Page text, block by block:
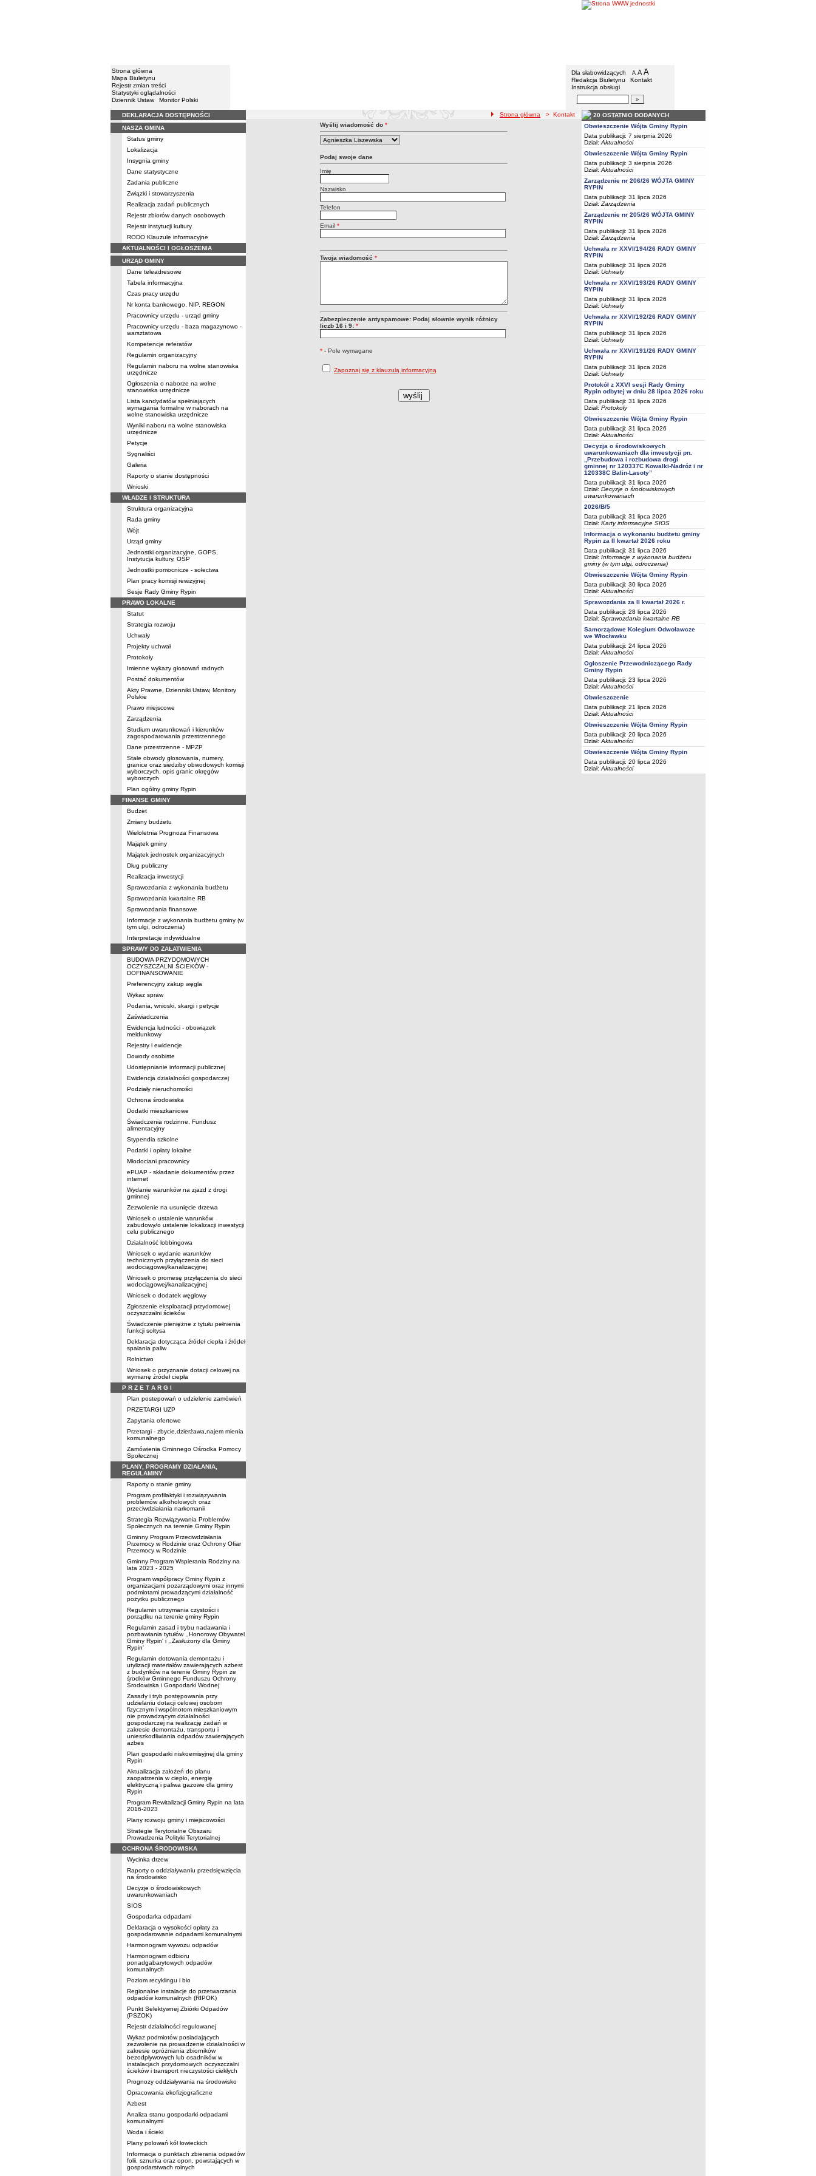
Strona główna
Mapa Biuletynu
Rejestr zmian treści
Statystyki oglądalności
Dziennik Ustaw
Monitor Polski
Gmina Rypin
Menu dodatkowe
Dla słabowidzących A pomniejsz czcionkę
A standardowy rozmiar czcionki
A
Redakcja Biuletynu
Kontakt
Instrukcja obsługi
Wyszukiwarka artykułów
Menu
DEKLARACJA DOSTĘPNOŚCI
NASZA GMINA
Status gminy
Lokalizacja
Insygnia gminy
Dane statystyczne
Zadania publiczne
Związki i stowarzyszenia
Realizacja zadań publicznych
Rejestr zbiorów danych osobowych
Rejestr instytucji kultury
RODO Klauzule informacyjne
AKTUALNOŚCI I OGŁOSZENIA
URZĄD GMINY
Dane teleadresowe
Tabela informacyjna
Czas pracy urzędu
Nr konta bankowego, NIP, REGON
Pracownicy urzędu - urząd gminy
Pracownicy urzędu - baza magazynowo -
warsztatowa
Kompetencje referatów
Regulamin organizacyjny
Regulamin naboru na wolne stanowiska
urzędnicze
Ogłoszenia o naborze na wolne
stanowiska urzędnicze
Lista kandydatów spełniających
wymagania formalne w naborach na
wolne stanowiska urzędnicze
Wyniki naboru na wolne stanowiska
urzędnicze
Petycje
Sygnaliści
Galeria
Raporty o stanie dostępności
Wnioski
WŁADZE I STRUKTURA
Struktura organizacyjna
Rada gminy
Wójt
Urząd gminy
Jednostki organizacyjne, GOPS,
Instytucja kultury, OSP
Jednostki pomocnicze - sołectwa
Plan pracy komisji rewizyjnej
Sesje Rady Gminy Rypin
PRAWO LOKALNE
Statut
Strategia rozwoju
Uchwały
Projekty uchwał
Protokoły
Imienne wykazy głosowań radnych
Postać dokumentów
Akty Prawne, Dzienniki Ustaw, Monitory
Polskie
Prawo miejscowe
Zarządzenia
Studium uwarunkowań i kierunków
zagospodarowania przestrzennego
Dane przestrzenne - MPZP
Stałe obwody głosowania, numery,
granice oraz siedziby obwodowych komisji
wyborczych, opis granic okręgów
wyborczych
Plan ogólny gminy Rypin
FINANSE GMINY
Budżet
Zmiany budżetu
Wieloletnia Prognoza Finansowa
Majątek gminy
Majątek jednostek organizacyjnych
Dług publiczny
Realizacja inwestycji
Sprawozdania z wykonania budżetu
Sprawozdania kwartalne RB
Sprawozdania finansowe
Informacje z wykonania budżetu gminy (w
tym ulgi, odroczenia)
Interpretacje indywidualne
SPRAWY DO ZAŁATWIENIA
BUDOWA PRZYDOMOWYCH
OCZYSZCZALNI ŚCIEKÓW -
DOFINANSOWANIE
Preferencyjny zakup węgla
Wykaz spraw
Podania, wnioski, skargi i petycje
Zaświadczenia
Ewidencja ludności - obowiązek
meldunkowy
Rejestry i ewidencje
Dowody osobiste
Udostępnianie informacji publicznej
Ewidencja działalności gospodarczej
Podziały nieruchomości
Ochrona środowiska
Dodatki mieszkaniowe
Świadczenia rodzinne, Fundusz
alimentacyjny
Stypendia szkolne
Podatki i opłaty lokalne
Młodociani pracownicy
ePUAP - składanie dokumentów przez
internet
Wydanie warunków na zjazd z drogi
gminnej
Zezwolenie na usunięcie drzewa
Wniosek o ustalenie warunków
zabudowy/o ustalenie lokalizacji inwestycji
celu publicznego
Działalność lobbingowa
Wniosek o wydanie warunków
technicznych przyłączenia do sieci
wodociągowej/kanalizacyjnej
Wniosek o promesę przyłączenia do sieci
wodociągowej/kanalizacyjnej
Wniosek o dodatek węglowy
Zgłoszenie eksploatacji przydomowej
oczyszczalni ścieków
Świadczenie pieniężne z tytułu pełnienia
funkcji sołtysa
Deklaracja dotycząca źródeł ciepła i źródeł
spalania paliw
Rolnictwo
Wniosek o przyznanie dotacji celowej na
wymianę źródeł ciepła
P R Z E T A R G I
Plan postepowań o udzielenie zamówień
PRZETARGI UZP
Zapytania ofertowe
Przetargi - zbycie,dzierżawa,najem mienia
komunalnego
Zamówienia Gminnego Ośrodka Pomocy
Społecznej
PLANY, PROGRAMY DZIAŁANIA,
REGULAMINY
Raporty o stanie gminy
Program profilaktyki i rozwiązywania
problemów alkoholowych oraz
przeciwdziałania narkomanii
Strategia Rozwiązywania Problemów
Społecznych na terenie Gminy Rypin
Gminny Program Przeciwdziałania
Przemocy w Rodzinie oraz Ochrony Ofiar
Przemocy w Rodzinie
Gminny Program Wspierania Rodziny na
lata 2023 - 2025
Program współpracy Gminy Rypin z
organizacjami pozarządowymi oraz innymi
podmiotami prowadzącymi działalność
pożytku publicznego
Regulamin utrzymania czystości i
porządku na terenie gminy Rypin
Regulamin zasad i trybu nadawania i
pozbawiania tytułów ,,Honorowy Obywatel
Gminy Rypin' i ,,Zasłużony dla Gminy
Rypin'
Regulamin dotowania demontażu i
utylizacji materiałów zawierających azbest
z budynków na terenie Gminy Rypin ze
środków Gminnego Funduszu Ochrony
Środowiska i Gospodarki Wodnej
Zasady i tryb postępowania przy
udzielaniu dotacji celowej osobom
fizycznym i wspólnotom mieszkaniowym
nie prowadzącym działalności
gospodarczej na realizację zadań w
zakresie demontażu, transportu i
unieszkodliwiania odpadów zawierających
azbes
Plan gospodarki niskoemisyjnej dla gminy
Rypin
Aktualizacja założeń do planu
zaopatrzenia w ciepło, energię
elektryczną i paliwa gazowe dla gminy
Rypin
Program Rewitalizacji Gminy Rypin na lata
2016-2023
Plany rozwoju gminy i miejscowości
Strategie Terytorialne Obszaru
Prowadzenia Polityki Terytorialnej
OCHRONA ŚRODOWISKA
Wycinka drzew
Raporty o oddziaływaniu przedsięwzięcia
na środowisko
Decyzje o środowiskowych
uwarunkowaniach
SIOS
Gospodarka odpadami
Deklaracja o wysokości opłaty za
gospodarowanie odpadami komunalnymi
Harmonogram wywozu odpadów
Harmonogram odbioru
ponadgabarytowych odpadów
komunalnych
Poziom recyklingu i bio
Regionalne instalacje do przetwarzania
odpadów komunalnych (RIPOK)
Punkt Selektywnej Zbiórki Odpadów
(PSZOK)
Rejestr działalności regulowanej
Wykaz podmiotów posiadających
zezwolenie na prowadzenie działalności w
zakresie opróżniania zbiorników
bezodpływowych lub osadników w
instalacjach przydomowych oczyszczalni
ścieków i transport nieczystości ciekłych
Prognozy oddziaływania na środowisko
Opracowania ekofizjograficzne
Azbest
Analiza stanu gospodarki odpadami
komunalnymi
Woda i ścieki
Plany polowań kół łowieckich
Informacja o punktach zbierania odpadów
folii, sznurka oraz opon, powstających w
gospodarstwach rolnych
ścieżka nawigacji
Strona główna > Kontakt
Kontakt z Redakcją BIPWyślij wiadomość do *
Podaj swoje dane
Imię
Nazwisko
Telefon
Email *
Twoja wiadomość *
Zabezpieczenie antyspamowe: Podaj słownie wynik różnicy
liczb 16 i 9: *
* - Pole wymagane
Zapoznaj się z klauzulą informacyjną
20 OSTATNIO DODANYCH
Obwieszczenie Wójta Gminy Rypin
Data publikacji: 7 sierpnia 2026
Dział: Aktualności
Obwieszczenie Wójta Gminy Rypin
Data publikacji: 3 sierpnia 2026
Dział: Aktualności
Zarządzenie nr 206/26 WÓJTA GMINY
RYPIN
Data publikacji: 31 lipca 2026
Dział: Zarządzenia
Zarządzenie nr 205/26 WÓJTA GMINY
RYPIN
Data publikacji: 31 lipca 2026
Dział: Zarządzenia
Uchwała nr XXVI/194/26 RADY GMINY
RYPIN
Data publikacji: 31 lipca 2026
Dział: Uchwały
Uchwała nr XXVI/193/26 RADY GMINY
RYPIN
Data publikacji: 31 lipca 2026
Dział: Uchwały
Uchwała nr XXVI/192/26 RADY GMINY
RYPIN
Data publikacji: 31 lipca 2026
Dział: Uchwały
Uchwała nr XXVI/191/26 RADY GMINY
RYPIN
Data publikacji: 31 lipca 2026
Dział: Uchwały
Protokół z XXVI sesji Rady Gminy
Rypin odbytej w dniu 28 lipca 2026 roku
Data publikacji: 31 lipca 2026
Dział: Protokoły
Obwieszczenie Wójta Gminy Rypin
Data publikacji: 31 lipca 2026
Dział: Aktualności
Decyzja o środowiskowych
uwarunkowaniach dla inwestycji pn.
„Przebudowa i rozbudowa drogi
gminnej nr 120337C Kowalki-Nadróż i nr
120338C Balin-Lasoty”
Data publikacji: 31 lipca 2026
Dział: Decyzje o środowiskowych
uwarunkowaniach
2026/B/5
Data publikacji: 31 lipca 2026
Dział: Karty informacyjne SIOS
Informacja o wykonaniu budżetu gminy
Rypin za II kwartał 2026 roku
Data publikacji: 31 lipca 2026
Dział: Informacje z wykonania budżetu
gminy (w tym ulgi, odroczenia)
Obwieszczenie Wójta Gminy Rypin
Data publikacji: 30 lipca 2026
Dział: Aktualności
Sprawozdania za II kwartał 2026 r.
Data publikacji: 28 lipca 2026
Dział: Sprawozdania kwartalne RB
Samorządowe Kolegium Odwoławcze
we Włocławku
Data publikacji: 24 lipca 2026
Dział: Aktualności
Ogłoszenie Przewodniczącego Rady
Gminy Rypin
Data publikacji: 23 lipca 2026
Dział: Aktualności
Obwieszczenie
Data publikacji: 21 lipca 2026
Dział: Aktualności
Obwieszczenie Wójta Gminy Rypin
Data publikacji: 20 lipca 2026
Dział: Aktualności
Obwieszczenie Wójta Gminy Rypin
Data publikacji: 20 lipca 2026
Dział: Aktualności